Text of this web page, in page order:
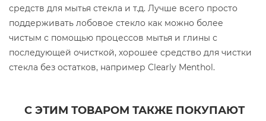
средств для мытья стекла и т.д. Лучше всего просто
поддерживать лобовое стекло как можно более
чистым с помощью процессов мытья и глины с
последующей очисткой, хорошее средство для чистки
стекла без остатков, например Clearly Menthol.
С ЭТИМ ТОВАРОМ ТАКЖЕ ПОКУПАЮТ